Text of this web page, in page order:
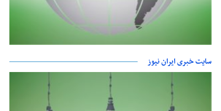
سایت خبری ایران نیوز